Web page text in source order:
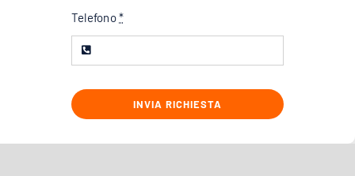
Telefono*
INVIA RICHIESTA